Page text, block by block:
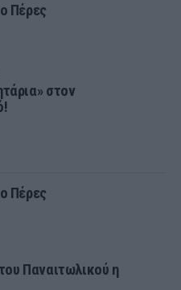
Πέρες
στον
Πέρες
Παναιτωλικού η